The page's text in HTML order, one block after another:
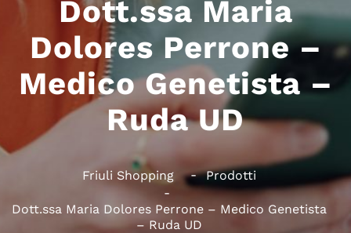
Dott.ssa Maria
Dolores Perrone –
Medico Genetista –
Ruda UD
Friuli Shopping Prodotti
Dott.ssa Maria Dolores Perrone – Medico Genetista
– Ruda UD